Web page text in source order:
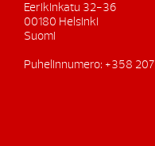
Eerikinkatu 32-36
00180 Helsinki
Suomi
Puhelinnumero: +358